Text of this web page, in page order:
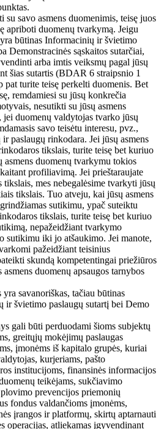
su savo asmens duomenimis, teisę juos
apriboti duomenų tvarkymą. Jeigu
būtinas Informacinių ir švietimo
Demonstracinės sąskaitos sutarčiai,
arba imtis veiksmų pagal jūsų
šias sutartis (BDAR 6 straipsnio 1
pat turite teisę perkelti duomenis. Bet
remdamiesi su jūsų konkrečia
nesutikti su jūsų asmens
jei duomenų valdytojas tvarko jūsų
savo teisėtu interesu, pvz.,
paslaugų rinkodara. Jei jūsų asmens
tikslais, turite teisę bet kuriuo
asmens duomenų tvarkymu tokios
profiliavimą. Jei prieštaraujate
mes nebegalėsime tvarkyti jūsų
tikslais. Tuo atveju, kai jūsų asmens
sutikimu, ypač suteiktu
tikslais, turite teisę bet kuriuo
nepažeidžiant tvarkymo
sutikimu iki jo atšaukimo. Jei manote,
pažeidžiant teisinius
skundą kompetentingai priežiūros
duomenų apsaugos tarnybos
savanoriškas, tačiau būtinas
ir švietimo paslaugų sutartį bei Demo
gali būti perduodami šioms subjektų
greitųjų mokėjimų paslaugas
įmonėms iš kapitalo grupės, kuriai
kurjeriams, pašto
institucijoms, finansinės informacijos
teikėjams, sukčiavimo
prevencijos priemonių
fondus valdančioms įmonėms,
įrangos ir platformų, skirtų aptarnauti
operacijas, atliekamas įgyvendinant